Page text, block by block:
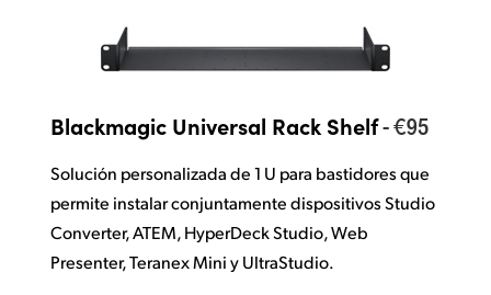
Blackmagic Universal Rack Shelf- €95
Solución personalizada de 1 U para bastidores que
permite instalar conjuntamente dispositivos Studio
Converter, ATEM, HyperDeck Studio, Web
Presenter, Teranex Mini y UltraStudio.